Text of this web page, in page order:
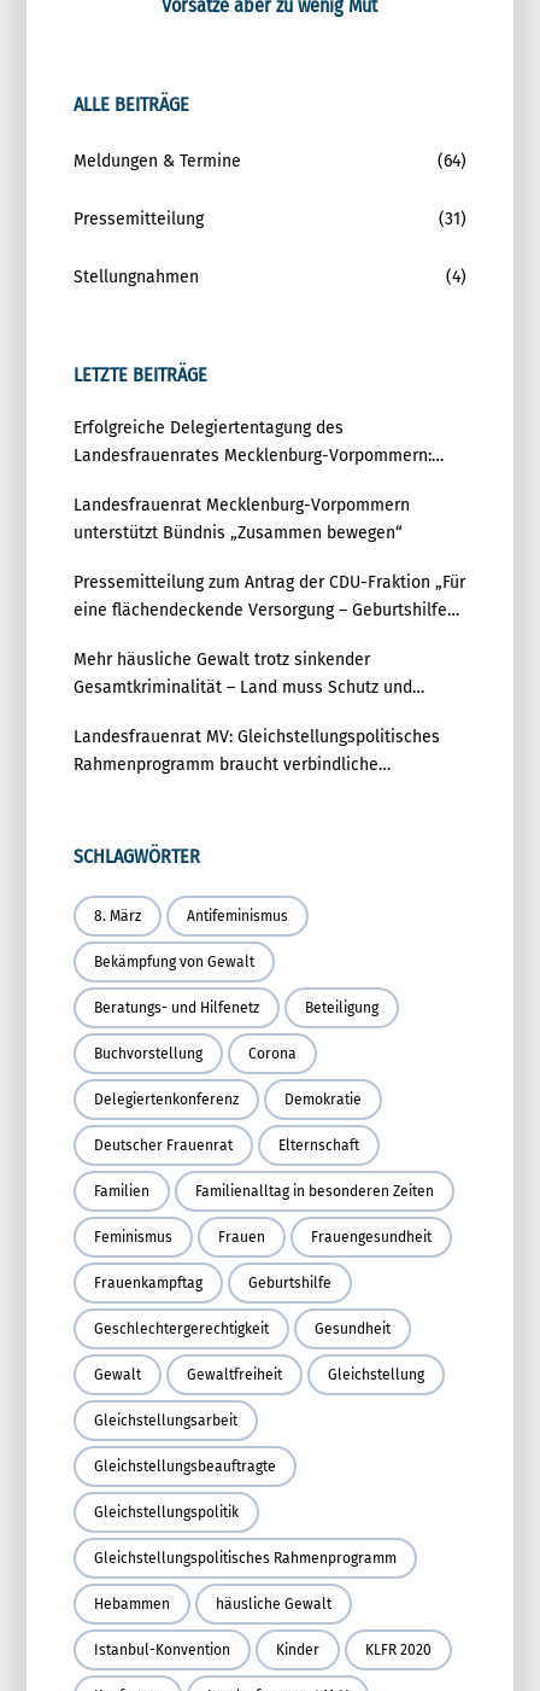
Vorsätze aber zu wenig Mut
ALLE BEITRÄGE
Meldungen & Termine (64)
Pressemitteilung (31)
Stellungnahmen (4)
LETZTE BEITRÄGE
Erfolgreiche Delegiertentagung des
Landesfrauenrates Mecklenburg-Vorpommern:
Landesfrauenrat Mecklenburg-Vorpommern
unterstützt Bündnis „Zusammen bewegen“
Pressemitteilung zum Antrag der CDU-Fraktion „Für
eine flächendeckende Versorgung – Geburtshilfe
Mehr häusliche Gewalt trotz sinkender
Gesamtkriminalität – Land muss Schutz und
Landesfrauenrat MV: Gleichstellungspolitisches
Rahmenprogramm braucht verbindliche
SCHLAGWÖRTER
8. März Antifeminismus
Bekämpfung von Gewalt
Beratungs- und Hilfenetz Beteiligung
Buchvorstellung Corona
Delegiertenkonferenz Demokratie
Deutscher Frauenrat Elternschaft
Familien Familienalltag in besonderen Zeiten
Feminismus Frauen Frauengesundheit
Frauenkampftag Geburtshilfe
Geschlechtergerechtigkeit Gesundheit
Gewalt Gewaltfreiheit Gleichstellung
Gleichstellungsarbeit
Gleichstellungsbeauftragte
Gleichstellungspolitik
Gleichstellungspolitisches Rahmenprogramm
Hebammen häusliche Gewalt
Istanbul-Konvention Kinder KLFR 2020